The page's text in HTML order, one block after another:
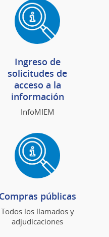
Ingreso de
solicitudes de
acceso a la
información
InfoMIEM
Compras públicas
Todos los llamados y
adjudicaciones